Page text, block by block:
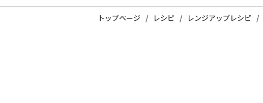
トップページ レシピ レンジアップレシピ